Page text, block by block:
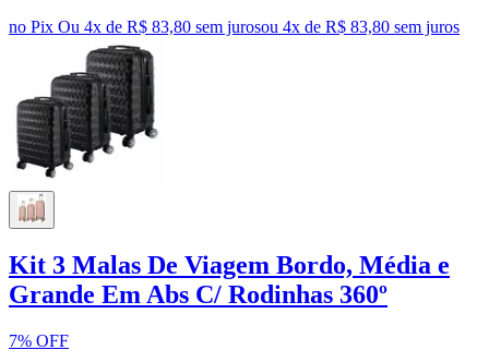
no Pix Ou 4x de R$ 83,80 sem jurosou 4x de R$ 83,80 sem juros
Kit 3 Malas De Viagem Bordo, Média e
Grande Em Abs C/ Rodinhas 360º
7% OFF